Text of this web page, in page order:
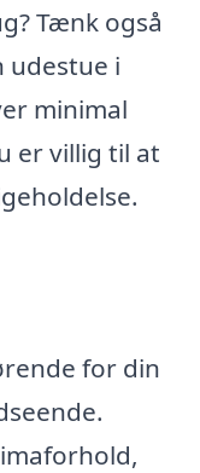
Tænk også
udestue i
minimal
er villig til at
for din